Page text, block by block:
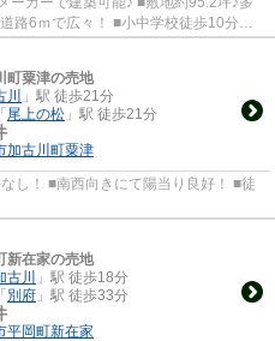
路6ｍで広々！ ■小中学校徒歩10分圏
町粟津の売地
川
」駅 徒歩21分
「尾上の松 」駅 徒歩21分
加古川町粟津
し！ ■南西向きにて陽当り良好！ ■徒
新在家の売地
古川
」駅 徒歩18分
「別府 」駅 徒歩33分
平岡町新在家